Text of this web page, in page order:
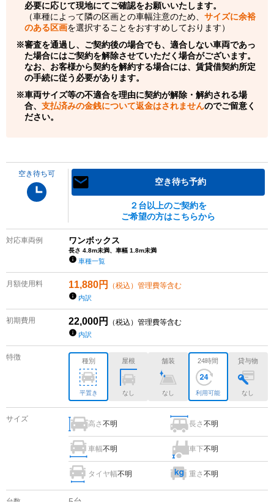
必要に応じて現地にてご確認をお願いいたします。
（車種によって隣の区画との車幅注意のため、 サイズに余裕
のある区画を選択することをおすすめしております）
審査を通過し、ご契約後の場合でも、適合しない車両であっ
た場合にはご契約を解除させていただく場合がございます。
なお、お客様から契約を解約する場合には、賃貸借契約所定
の手続に従う必要があります。
車両サイズ等の不適合を理由に契約が解除・解約される場
合、 支払済みの金銭について返金はされませんのでご留意く
ださい。
空き待ち可
空き待ち予約
２台以上のご契約を
ご希望の方はこちらから
対応車両例 ワンボックス
長さ 4.8m未満、車幅 1.8m未満
車種一覧
月額使用料 11,880円 （税込）管理費等含む
内訳
初期費用 22,000円 （税込）管理費等含む
内訳
特徴 種別
平置き
屋根
なし
舗装
なし
24時間
利用可能
貸与物
なし
サイズ
高さ不明 長さ不明
車幅不明 車下不明
タイヤ幅不明 重さ不明